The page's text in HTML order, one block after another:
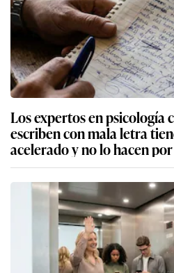
Los expertos en psicología
escriben con mala letra
acelerado y no lo hacen